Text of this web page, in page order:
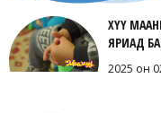
ХҮҮ
ЯРИАД
2025 он